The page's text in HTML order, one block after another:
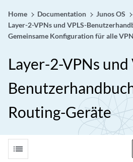
Home Documentation
Junos OS
Layer-2-VPNs und VPLS-
Gemeinsame Konfiguration für alle
Layer-2-VPNs und
Routing-Geräte
list